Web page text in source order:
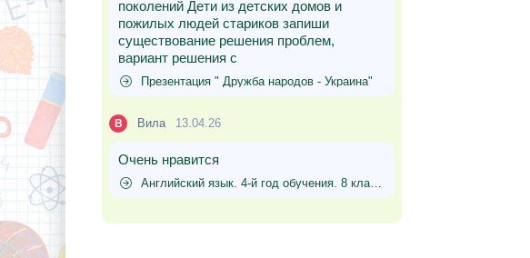
поколений Дети из детских домов и
пожилых людей стариков запиши
существование решения проблем,
вариант решения с
Презентация " Дружба народов - Украина"
В Вила 13.04.26
Очень нравится
Английский язык. 4-й год обучения. 8 класс - Афанасьева О.В., Михеева И.В.